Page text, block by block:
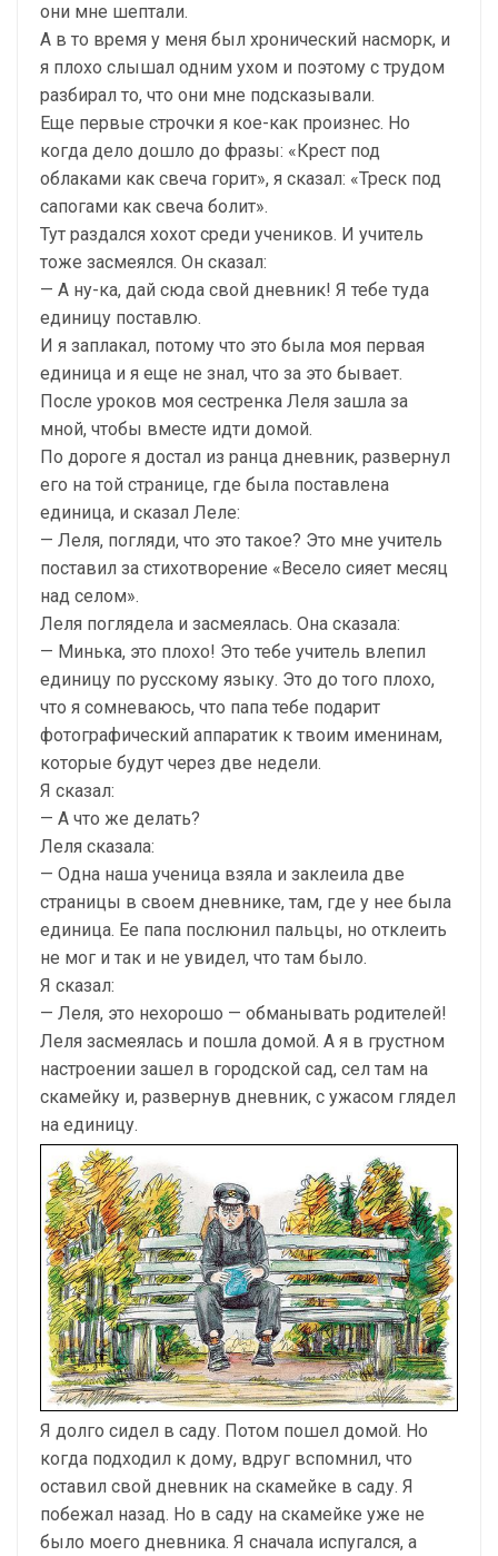
они мне шептали.
А в то время у меня был хронический насморк, и
я плохо слышал одним ухом и поэтому с трудом
разбирал то, что они мне подсказывали.
Еще первые строчки я кое-как произнес. Но
когда дело дошло до фразы: «Крест под
облаками как свеча горит», я сказал: «Треск под
сапогами как свеча болит».
Тут раздался хохот среди учеников. И учитель
тоже засмеялся. Он сказал:
— А ну-ка, дай сюда свой дневник! Я тебе туда
единицу поставлю.
И я заплакал, потому что это была моя первая
единица и я еще не знал, что за это бывает.
После уроков моя сестренка Леля зашла за
мной, чтобы вместе идти домой.
По дороге я достал из ранца дневник, развернул
его на той странице, где была поставлена
единица, и сказал Леле:
— Леля, погляди, что это такое? Это мне учитель
поставил за стихотворение «Весело сияет месяц
над селом».
Леля поглядела и засмеялась. Она сказала:
— Минька, это плохо! Это тебе учитель влепил
единицу по русскому языку. Это до того плохо,
что я сомневаюсь, что папа тебе подарит
фотографический аппаратик к твоим именинам,
которые будут через две недели.
Я сказал:
— А что же делать?
Леля сказала:
— Одна наша ученица взяла и заклеила две
страницы в своем дневнике, там, где у нее была
единица. Ее папа послюнил пальцы, но отклеить
не мог и так и не увидел, что там было.
Я сказал:
— Леля, это нехорошо — обманывать родителей!
Леля засмеялась и пошла домой. А я в грустном
настроении зашел в городской сад, сел там на
скамейку и, развернув дневник, с ужасом глядел
на единицу.
Я долго сидел в саду. Потом пошел домой. Но
когда подходил к дому, вдруг вспомнил, что
оставил свой дневник на скамейке в саду. Я
побежал назад. Но в саду на скамейке уже не
было моего дневника. Я сначала испугался, а